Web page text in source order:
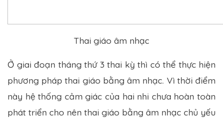
Thai giáo âm nhạc
Ở giai đoạn tháng thứ 3 thai kỳ thì có thể thực hiện
phương pháp thai giáo bằng âm nhạc. Vì thời điểm
này hệ thống cảm giác của hai nhi chưa hoàn toàn
phát triển cho nên thai giáo bằng âm nhạc chủ yếu